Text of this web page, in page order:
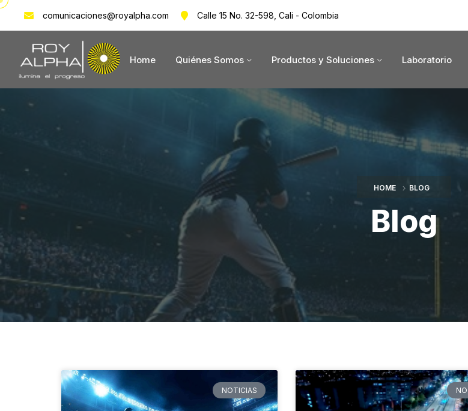
comunicaciones@royalpha.com Calle 15 No. 32-598, Cali - Colombia
Home Quiénes Somos Productos y Soluciones Laboratorio
HOME BLOG
Blog
NOTICIAS